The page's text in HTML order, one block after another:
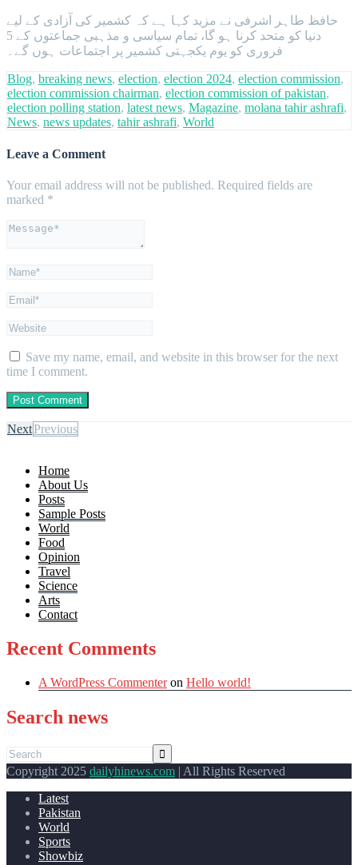
حافظ طاہر اشرفی نے مزید کہا ہے کہ کشمیر کی آزادی کے لیے
دنیا کو متحد کرنا ہو گا، تمام سیاسی و مذہبی جماعتوں کے 5
فروری کو یوم یکجہتی کشمیر پر اجتماعات ہوں گے۔
Blog, breaking news, election, election 2024, election commission,
election commission chairman, election commission of pakistan,
election polling station, latest news, Magazine, molana tahir ashrafi,
News, news updates, tahir ashrafi, World
Leave a Comment
Your email address will not be published. Required fields are
marked *
Save my name, email, and website in this browser for the next
time I comment.
NextPrevious
Home
About Us
Posts
Sample Posts
World
Food
Opinion
Travel
Science
Arts
Contact
Recent Comments
A WordPress Commenteron Hello world!
Search news
Copyright 2025 dailyhinews.com | All Rights Reserved
Latest
Pakistan
World
Sports
Showbiz